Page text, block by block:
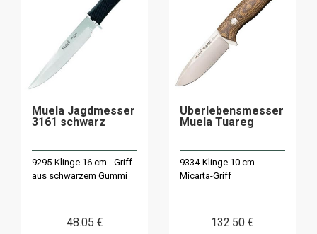
Muela Jagdmesser
3161 schwarz
9295-Klinge 16 cm - Griff
aus schwarzem Gummi
48.05 €
Überlebensmesser
Muela Tuareg
9334-Klinge 10 cm -
Micarta-Griff
132.50 €